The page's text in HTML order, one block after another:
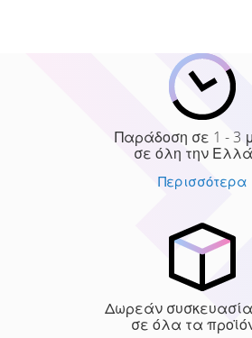
Παράδοση σε 1 - 3
σε όλη την
Περισσότερα
Δωρεάν
σε όλα τα